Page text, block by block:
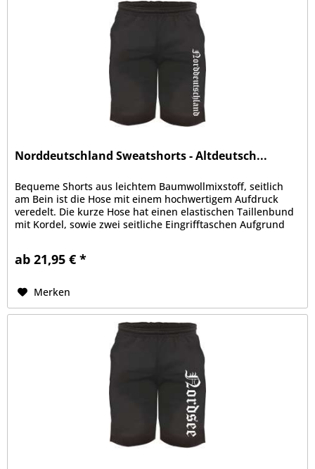
Norddeutschland Sweatshorts - Altdeutsch...
Bequeme Shorts aus leichtem Baumwollmixstoff, seitlich
am Bein ist die Hose mit einem hochwertigem Aufdruck
veredelt. Die kurze Hose hat einen elastischen Taillenbund
mit Kordel, sowie zwei seitliche Eingrifftaschen Aufgrund
ab 21,95 € *
Merken